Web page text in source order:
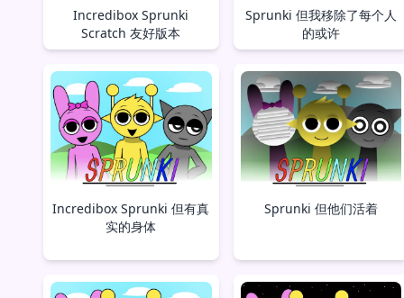
Incredibox Sprunki
Scratch 友好版本
Sprunki 但我移除了每个人
的或许
Incredibox Sprunki 但有真
实的身体
Sprunki 但他们活着